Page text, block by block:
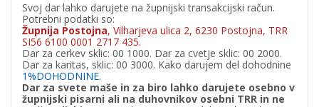
Svoj dar lahko darujete na župnijski transakcijski račun.
Potrebni podatki so:
Župnija Postojna, Vilharjeva ulica 2, 6230 Postojna, TRR
SI56 6100 0001 2717 435.
Dar za cerkev sklic: 00 1000. Dar za cvetje sklic: 00 2000.
Dar za karitas, sklic: 00 3000. Kako darujem del dohodnine
1%DOHODNINE.
Dar za svete maše in za biro lahko darujete osebno v
župnijski pisarni ali na duhovnikov osebni TRR in ne